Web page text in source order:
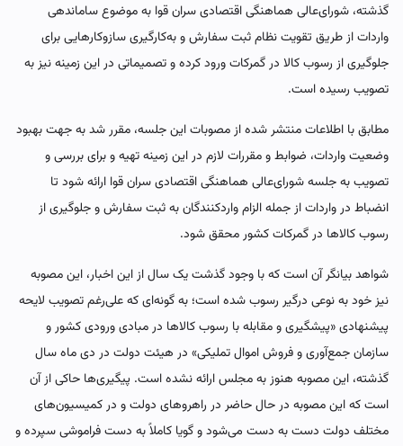
گذشته، شورای‌عالی هماهنگی اقتصادی سران قوا به موضوع ساماندهی
واردات از طریق تقویت نظام ثبت سفارش و به‌کارگیری سازوکارهایی برای
جلوگیری از رسوب کالا در گمرکات ورود کرده و تصمیماتی در این زمینه نیز به
تصویب رسیده است.
مطابق با اطلاعات منتشر شده از مصوبات این جلسه، مقرر شد به جهت بهبود
وضعیت واردات، ضوابط و مقررات لازم در این زمینه تهیه و برای بررسی و
تصویب به جلسه شورای‌عالی هماهنگی اقتصادی سران قوا ارائه شود تا
انضباط در واردات از جمله الزام واردکنندگان به ثبت سفارش و جلوگیری از
رسوب کالاها در گمرکات کشور محقق شود.
شواهد بیانگر آن است که با وجود گذشت یک سال از این اخبار، این مصوبه
نیز خود به نوعی درگیر رسوب شده است؛ به گونه‌ای که علی‌رغم تصویب لایحه
پیشنهادی «پیشگیری و مقابله با رسوب کالاها در مبادی ورودی کشور و
سازمان جمع‌آوری و فروش اموال تملیکی» در هیئت دولت در دی ماه سال
گذشته، این مصوبه هنوز به مجلس ارائه نشده است. پیگیری‌ها حاکی از آن
است که این مصوبه در حال حاضر در راهروهای دولت و در کمیسیون‌های
مختلف دولت دست به دست می‌شود و گویا کاملاً به دست فراموشی سپرده و